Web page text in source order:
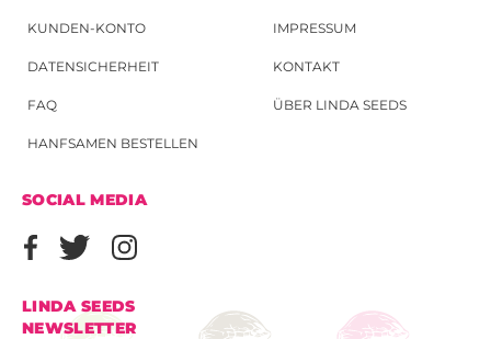
KUNDEN-KONTO
DATENSICHERHEIT
FAQ
HANFSAMEN BESTELLEN
IMPRESSUM
KONTAKT
ÜBER LINDA SEEDS
SOCIAL MEDIA
LINDA SEEDS
NEWSLETTER